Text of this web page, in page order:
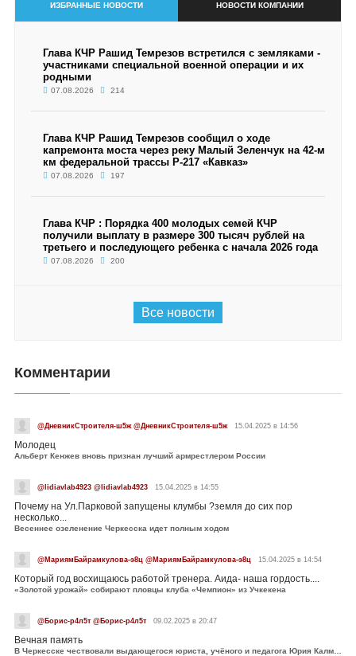
ИЗБРАННЫЕ НОВОСТИ НОВОСТИ КОМПАНИИ
Глава КЧР Рашид Темрезов встретился с земляками -
участниками специальной военной операции и их
родными
07.08.2026 214
Глава КЧР Рашид Темрезов сообщил о ходе
капремонта моста через реку Малый Зеленчук на 42-м
км федеральной трассы Р-217 «Кавказ»
07.08.2026 197
Глава КЧР : Порядка 400 молодых семей КЧР
получили выплату в размере 300 тысяч рублей на
третьего и последующего ребенка с начала 2026 года
07.08.2026 200
Все новости
Комментарии
@ДневникСтроителя-ш5ж @ДневникСтроителя-ш5ж 15.04.2025 в 14:56
Молодец
Альберт Кенжев вновь признан лучший армрестлером России
@lidiavlab4923 @lidiavlab4923 15.04.2025 в 14:55
Почему на Ул.Парковой запущены клумбы ?земля до сих пор
несколько...
Весеннее озеленение Черкесска идет полным ходом
@МариямБайрамкулова-э8ц @МариямБайрамкулова-э8ц 15.04.2025 в 14:54
Который год восхищаюсь работой тренера. Аида- наша гордость....
«Золотой урожай» собирают пловцы клуба «Чемпион» из Учкекена
@Борис-р4л5т @Борис-р4л5т 09.02.2025 в 20:47
Вечная память
В Черкесске чествовали выдающегося юриста, учёного и педагога Юрия Калмыкова